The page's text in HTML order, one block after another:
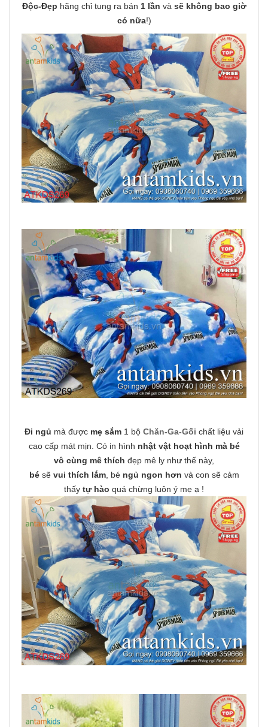
Độc-Đẹp hãng chỉ tung ra bán 1 lần và sẽ không bao giờ
có nữa!)
Đi ngủ mà được mẹ sắm 1 bộ Chăn-Ga-Gối chất liệu vải
cao cấp mát mịn. Có in hình nhật vật hoạt hình mà bé
vô cùng mê thích đẹp mê ly như thế này,
bésẽ vui thích lắm, bé ngủ ngon hơn và con sẽ cảm
thấy tự hào quá chừng luôn ý mẹ ạ !